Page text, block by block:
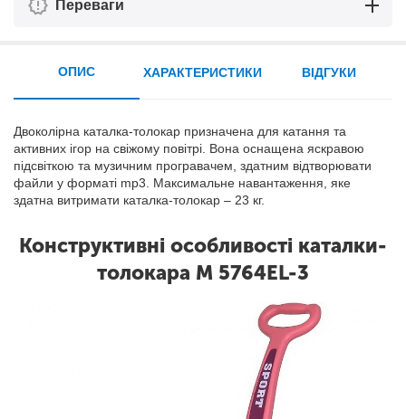
Переваги
ОПИС
Двоколірна каталка-толокар призначена для катання та
активних ігор на свіжому повітрі. Вона оснащена яскравою
підсвіткою та музичним програвачем, здатним відтворювати
файли у форматі mp3. Максимальне навантаження, яке
здатна витримати каталка-толокар – 23 кг.
Конструктивні особливості каталки-
толокара M 5764EL-3
ХАРАКТЕРИСТИКИ ВІДГУКИ